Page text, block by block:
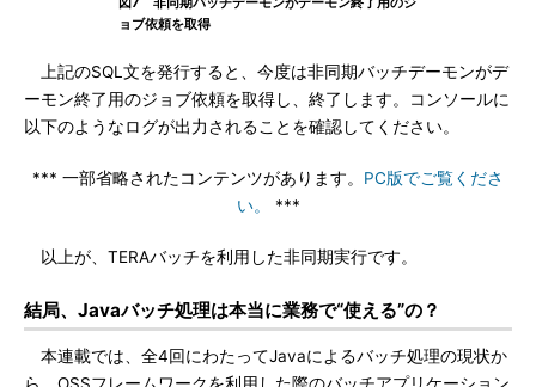
ョブ依頼を取得
上記のSQL文を発行すると、今度は非同期バッチデーモンがデ
ーモン終了用のジョブ依頼を取得し、終了します。コンソールに
以下のようなログが出力されることを確認してください。
*** 一部省略されたコンテンツがあります。 PC版でご覧くださ
い。
***
以上が、TERAバッチを利用した非同期実行です。
結局、Javaバッチ処理は本当に業務で“使える”の？
本連載では、全4回にわたってJavaによるバッチ処理の現状か